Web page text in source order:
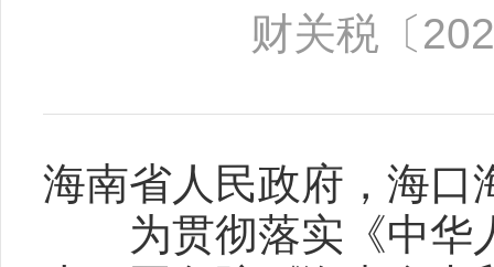
财关税〔
海南省人民政府，海口
为贯彻落实《中华人